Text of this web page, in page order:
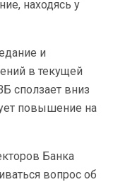
находясь у
и
в текущей
сползает вниз
повышение на
Банка
вопрос об